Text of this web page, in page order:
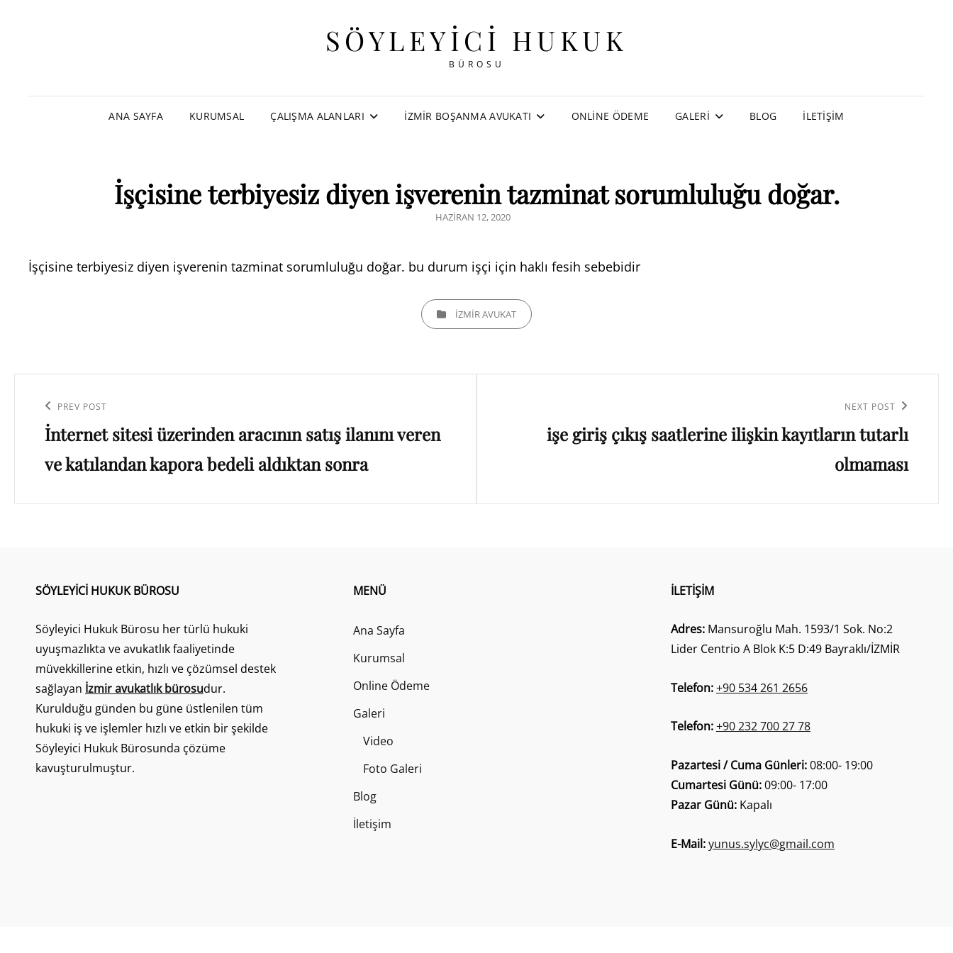
SÖYLEYICI HUKUK
BÜROSU
ANA SAYFA KURUMSAL ÇALIŞMA ALANLARI İZMIR BOŞANMA AVUKATI ONLINE ÖDEME GALERI BLOG İLETIŞIM
İşçisine terbiyesiz diyen işverenin tazminat sorumluluğu doğar.
POSTED
HAZIRAN 12, 2020
İşçisine terbiyesiz diyen işverenin tazminat sorumluluğu doğar. bu durum işçi için haklı fesih sebebidir
CATEGORIESİZMIR AVUKAT
gezinmesi
Previous
Post
PREV POST
İnternet sitesi üzerinden aracının satış ilanını veren
ve katılandan kapora bedeli aldıktan sonra
NEXT POST
işe giriş çıkış saatlerine ilişkin kayıtların tutarlı
olmaması
SÖYLEYICI HUKUK BÜROSU
Söyleyici Hukuk Bürosu her türlü hukuki
uyuşmazlıkta ve avukatlık faaliyetinde
müvekkillerine etkin, hızlı ve çözümsel destek
sağlayan İzmir avukatlık bürosudur.
Kurulduğu günden bu güne üstlenilen tüm
hukuki iş ve işlemler hızlı ve etkin bir şekilde
Söyleyici Hukuk Bürosunda çözüme
kavuşturulmuştur.
MENÜ
Ana Sayfa
Kurumsal
Online Ödeme
Galeri
Video
Foto Galeri
Blog
İletişim
İLETIŞIM
Adres:Mansuroğlu Mah. 1593/1 Sok. No:2
Lider Centrio A Blok K:5 D:49 Bayraklı/İZMİR
Telefon:+90 534 261 2656
Telefon:+90 232 700 27 78
Pazartesi / Cuma Günleri:08:00- 19:00
Cumartesi Günü:09:00- 17:00
Pazar Günü:Kapalı
E-Mail:yunus.sylyc@gmail.com